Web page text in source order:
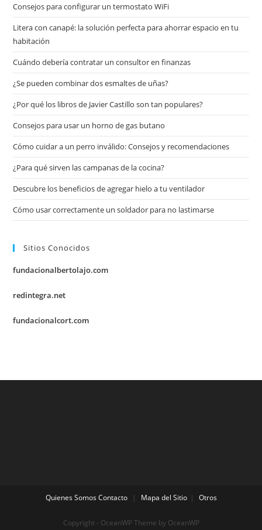
Consejos para configurar un termostato WiFi
Litera con canapé: la solución perfecta para ahorrar espacio en tu
habitación
Cuándo debería contratar un consultor en finanzas
¿Se pueden combinar dos esmaltes de uñas?
¿Por qué los libros de Javier Castillo son tan populares?
Consejos para usar un horno de gas butano
Cómo cuidar a un perro inválido: Consejos y recomendaciones
¿Para qué sirven las campanas de la cocina?
Descubre los beneficios de agregar hielo a tu ventilador
Cómo usar correctamente un soldador para no lastimarse
Sitios Conocidos
fundacionalbertolajo.com
redintegra.net
fundacionalcort.com
Quienes Somos Contacto Mapa del Sitio Otros
Copyright - OceanWP Theme by OceanWP